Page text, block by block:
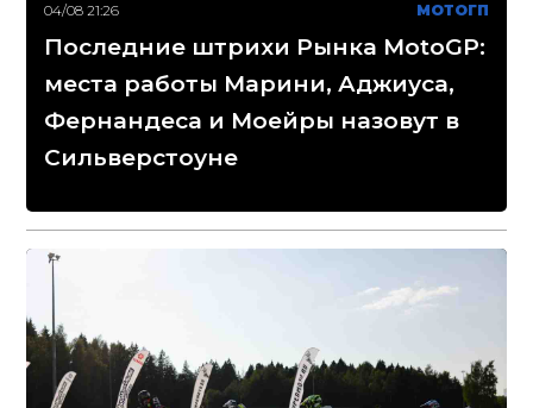
04/08 21:26 МОТОГП
Последние штрихи Рынка MotoGP:
места работы Марини, Аджиуса,
Фернандеса и Моейры назовут в
Сильверстоуне